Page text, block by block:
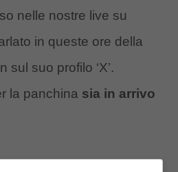
nelle nostre live su
in queste ore della
sul suo profilo ‘X’.
la panchina sia in arrivo